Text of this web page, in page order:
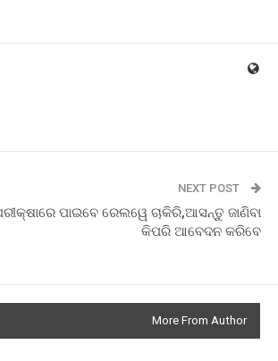
NEXT POST
ପାଇବେ ରେଲୱେ ଚାକିରି,ଆସନ୍ତୁ ଜାଣିବା
କିପରି ଆବେଦନ କରିବେ
More From Author